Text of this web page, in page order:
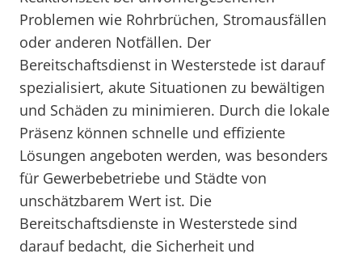
Problemen wie Rohrbrüchen, Stromausfällen
oder anderen Notfällen. Der
Bereitschaftsdienst in Westerstede ist darauf
spezialisiert, akute Situationen zu bewältigen
und Schäden zu minimieren. Durch die lokale
Präsenz können schnelle und effiziente
Lösungen angeboten werden, was besonders
für Gewerbebetriebe und Städte von
unschätzbarem Wert ist. Die
Bereitschaftsdienste in Westerstede sind
darauf bedacht, die Sicherheit und